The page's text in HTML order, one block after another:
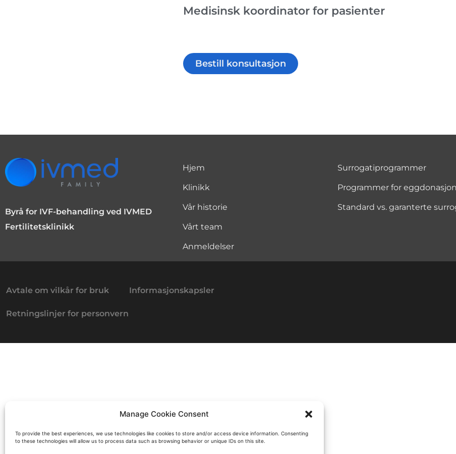
Manage Cookie Consent
To provide the best experiences, we use technologies like cookies to store and/or access device information. Consenting
to these technologies will allow us to process data such as browsing behavior or unique IDs on this site.
Medisinsk koordinator for pasienter
Bestill konsultasjon
Byrå for IVF-behandling ved IVMED
Fertilitetsklinikk
Hjem
Klinikk
Vår historie
Vårt team
Anmeldelser
Surrogatiprogrammer
Programmer for eggdonasjon
Standard vs. garanterte
Avtale om vilkår for bruk Informasjonskapsler
Retningslinjer for personvern